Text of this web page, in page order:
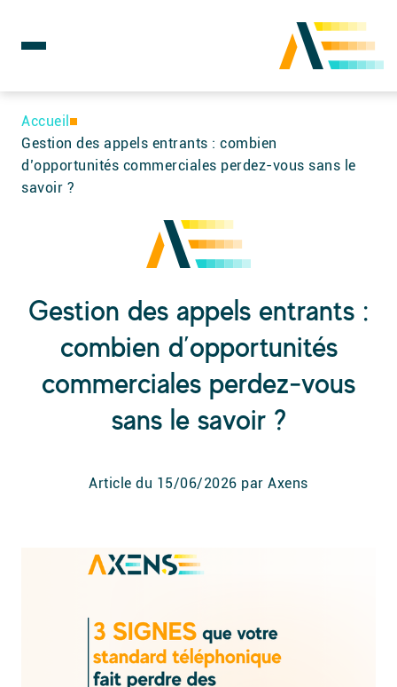
Skip
content
Rechercher :
Accueil
Gestion des appels entrants : combien
d’opportunités commerciales perdez-vous sans le
savoir ?
Gestion des appels entrants :
combien d’opportunités
commerciales perdez-vous
sans le savoir ?
Article du 15/06/2026 par Axens